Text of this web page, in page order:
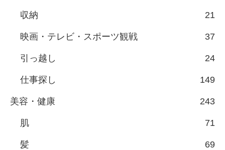
収納 21
映画・テレビ・スポーツ観戦 37
引っ越し 24
仕事探し 149
美容・健康 243
肌 71
髪 69